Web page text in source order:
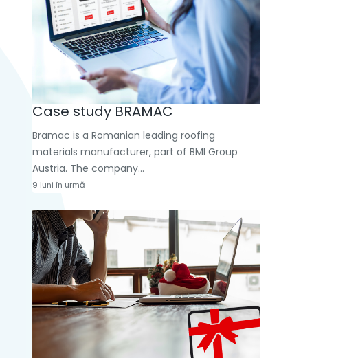
Case study BRAMAC
Bramac is a Romanian leading roofing
materials manufacturer, part of BMI Group
Austria. The company...
9 luni în urmă